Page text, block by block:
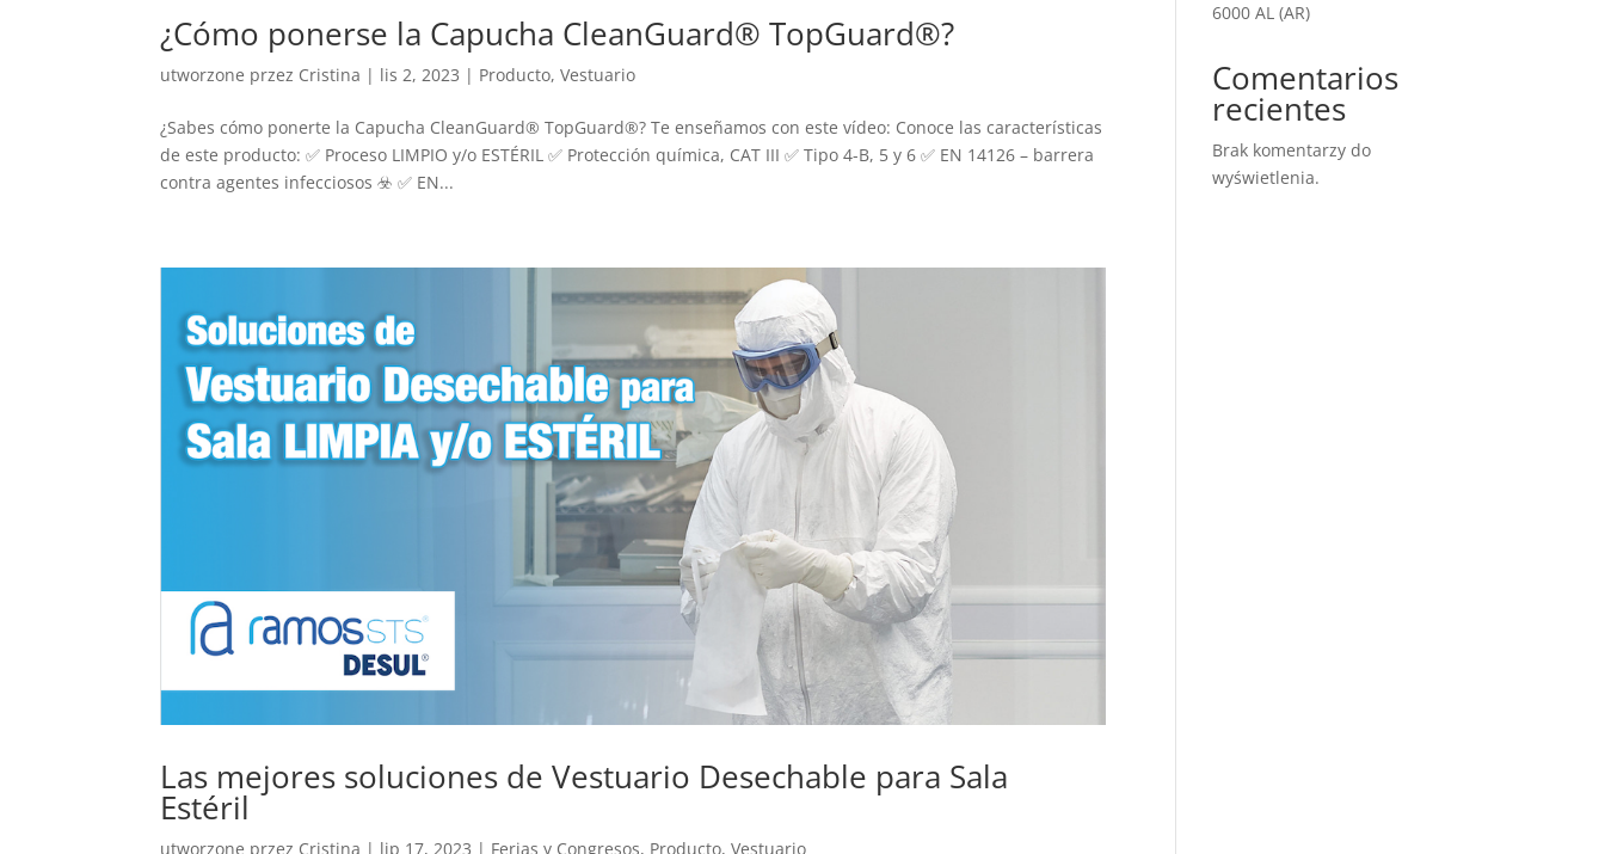
¿Cómo ponerse la Capucha CleanGuard® TopGuard®?
utworzone przez Cristina | lis 2, 2023 | Producto,Vestuario
¿Sabes cómo ponerte la Capucha CleanGuard® TopGuard®? Te enseñamos con este vídeo: Conoce las características
de este producto: ✅ Proceso LIMPIO y/o ESTÉRIL ✅ Protección química, CAT III ✅ Tipo 4-B, 5 y 6 ✅ EN 14126 – barrera
contra agentes infecciosos ☣️ ✅ EN...
Las mejores soluciones de Vestuario Desechable para Sala
Estéril
utworzone przez Cristina | lip 17, 2023 | Ferias y Congresos, Producto,Vestuario
6000 AL (AR)
Comentarios
recientes
Brak komentarzy do
wyświetlenia.